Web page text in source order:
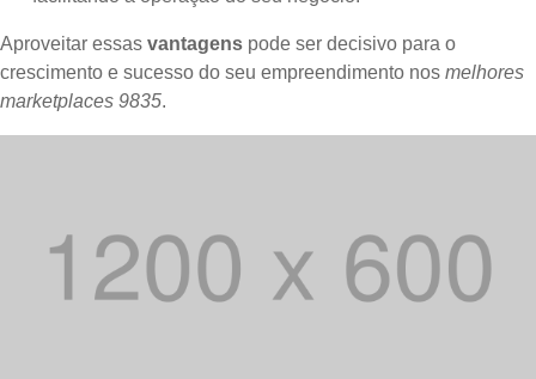
Aproveitar essas vantagens pode ser decisivo para o
crescimento e sucesso do seu empreendimento nos melhores
marketplaces 9835.